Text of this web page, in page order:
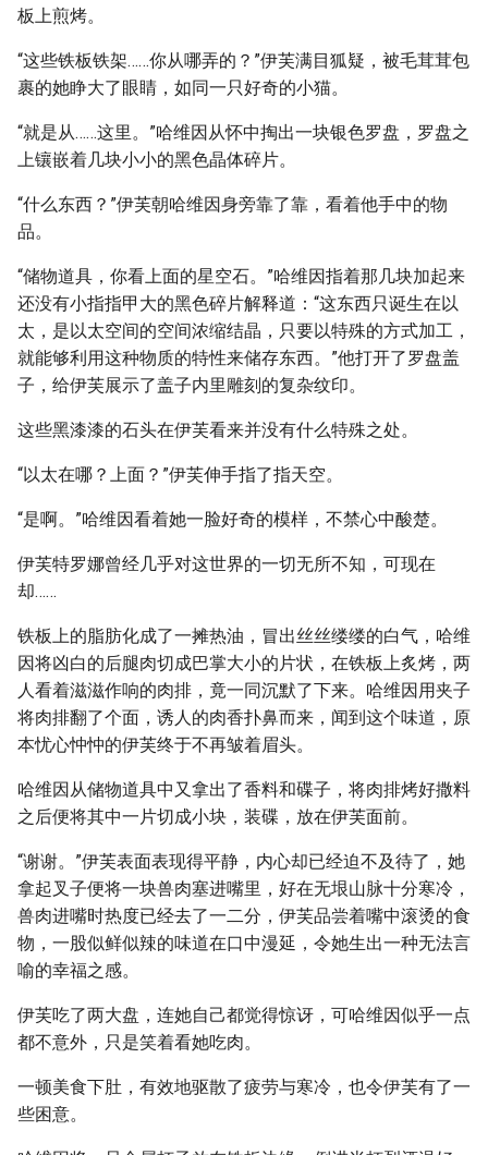
板上煎烤。
“这些铁板铁架……你从哪弄的？”伊芙满目狐疑，被毛茸茸包
裹的她睁大了眼睛，如同一只好奇的小猫。
“就是从……这里。”哈维因从怀中掏出一块银色罗盘，罗盘之
上镶嵌着几块小小的黑色晶体碎片。
“什么东西？”伊芙朝哈维因身旁靠了靠，看着他手中的物
品。
“储物道具，你看上面的星空石。”哈维因指着那几块加起来
还没有小指指甲大的黑色碎片解释道：“这东西只诞生在以
太，是以太空间的空间浓缩结晶，只要以特殊的方式加工，
就能够利用这种物质的特性来储存东西。”他打开了罗盘盖
子，给伊芙展示了盖子内里雕刻的复杂纹印。
这些黑漆漆的石头在伊芙看来并没有什么特殊之处。
“以太在哪？上面？”伊芙伸手指了指天空。
“是啊。”哈维因看着她一脸好奇的模样，不禁心中酸楚。
伊芙特罗娜曾经几乎对这世界的一切无所不知，可现在
却……
铁板上的脂肪化成了一摊热油，冒出丝丝缕缕的白气，哈维
因将凶白的后腿肉切成巴掌大小的片状，在铁板上炙烤，两
人看着滋滋作响的肉排，竟一同沉默了下来。哈维因用夹子
将肉排翻了个面，诱人的肉香扑鼻而来，闻到这个味道，原
本忧心忡忡的伊芙终于不再皱着眉头。
哈维因从储物道具中又拿出了香料和碟子，将肉排烤好撒料
之后便将其中一片切成小块，装碟，放在伊芙面前。
“谢谢。”伊芙表面表现得平静，内心却已经迫不及待了，她
拿起叉子便将一块兽肉塞进嘴里，好在无垠山脉十分寒冷，
兽肉进嘴时热度已经去了一二分，伊芙品尝着嘴中滚烫的食
物，一股似鲜似辣的味道在口中漫延，令她生出一种无法言
喻的幸福之感。
伊芙吃了两大盘，连她自己都觉得惊讶，可哈维因似乎一点
都不意外，只是笑着看她吃肉。
一顿美食下肚，有效地驱散了疲劳与寒冷，也令伊芙有了一
些困意。